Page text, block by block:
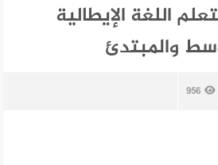
لتعلم اللغة الإيطالية
والمبتدئ
956